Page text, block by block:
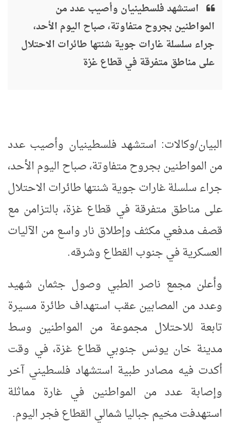
استشهد فلسطينيان وأصيب عدد من
المواطنين بجروح متفاوتة، صباح اليوم الأحد،
جراء سلسلة غارات جوية شنتها طائرات الاحتلال
على مناطق متفرقة في قطاع غزة
البيان/وكالات: استشهد فلسطينيان وأصيب عدد
من المواطنين بجروح متفاوتة، صباح اليوم الأحد،
جراء سلسلة غارات جوية شنتها طائرات الاحتلال
على مناطق متفرقة في قطاع غزة، بالتزامن مع
قصف مدفعي مكثف وإطلاق نار واسع من الآليات
العسكرية في جنوب القطاع وشرقه.
وأعلن مجمع ناصر الطبي وصول جثمان شهيد
وعدد من المصابين عقب استهداف طائرة مسيرة
تابعة للاحتلال مجموعة من المواطنين وسط
مدينة خان يونس جنوبي قطاع غزة، في وقت
أكدت فيه مصادر طبية استشهاد فلسطيني آخر
وإصابة عدد من المواطنين في غارة مماثلة
استهدفت مخيم جباليا شمالي القطاع فجر اليوم.